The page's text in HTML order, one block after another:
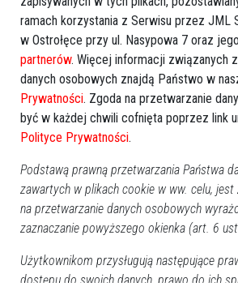
Prod. Norwegia 2026, animacja, 85 min
krainy Północy. Jej przyjaciel Kaj
ramach korzystania z Serwisu przez JML
w Ostrołęce przy ul. Nasypowa 7 oraz jego
partnerów. Więcej informacji związanych
danych osobowych znajdą Państwo w
Prywatności. Zgoda na przetwarzanie
być w każdej chwili cofnięta poprzez link
Polityce Prywatności.
Podstawą prawną przetwarzania Państwa
zawartych w plikach cookie w ww. celu,
na przetwarzanie danych osobowych
zaznaczanie powyższego okienka (art. 6
Użytkownikom przysługują następujące
dostępu do swoich danych, prawo do ich